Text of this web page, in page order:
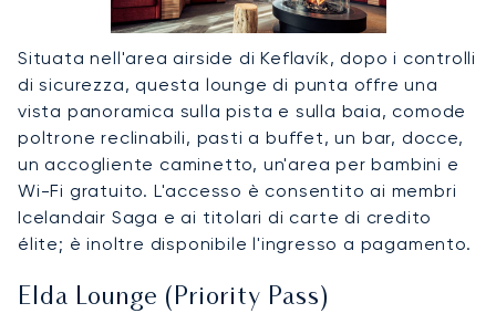
Situata nell'area airside di Keflavík, dopo i controlli
di sicurezza, questa lounge di punta offre una
vista panoramica sulla pista e sulla baia, comode
poltrone reclinabili, pasti a buffet, un bar, docce,
un accogliente caminetto, un'area per bambini e
Wi-Fi gratuito. L'accesso è consentito ai membri
Icelandair Saga e ai titolari di carte di credito
élite; è inoltre disponibile l'ingresso a pagamento.
Elda Lounge (Priority Pass)